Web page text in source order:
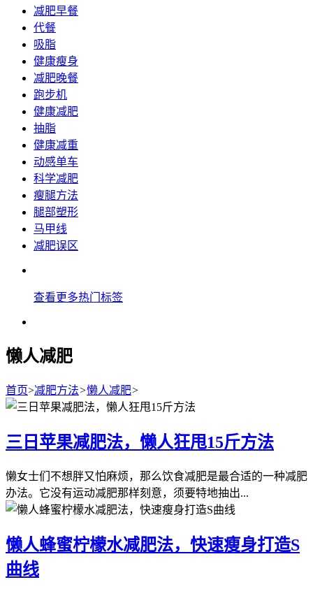
减肥早餐
代餐
吸脂
健康瘦身
减肥晚餐
跑步机
健康减肥
抽脂
健康减重
动感单车
科学减肥
瘦腿方法
腿部塑形
马甲线
减肥误区
查看更多热门标签
懒人减肥
首页>减肥方法>懒人减肥>
三日苹果减肥法，懒人狂甩15斤方法
懒女士们不想胖又怕麻烦，那么饮食减肥是最合适的一种减肥
办法。它没有运动减肥那样刻意，须要特地抽出...
懒人蜂蜜柠檬水减肥法，快速瘦身打造S
曲线